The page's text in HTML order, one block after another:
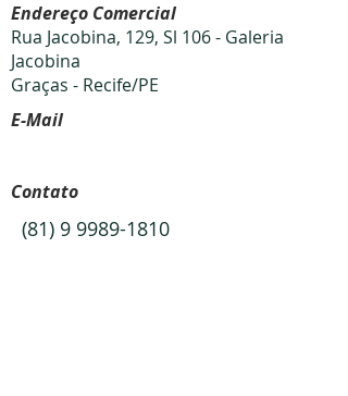
Endereço Comercial
Rua Jacobina, 129, Sl 106 - Galeria
Jacobina
Graças - Recife/PE
E-Mail
Contato
(81) 9 9989-1810